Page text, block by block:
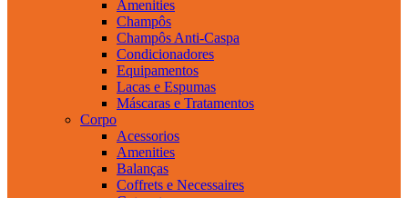
Amenities
Champôs
Champôs Anti-Caspa
Condicionadores
Equipamentos
Lacas e Espumas
Máscaras e Tratamentos
Corpo
Acessorios
Amenities
Balanças
Coffrets e Necessaires